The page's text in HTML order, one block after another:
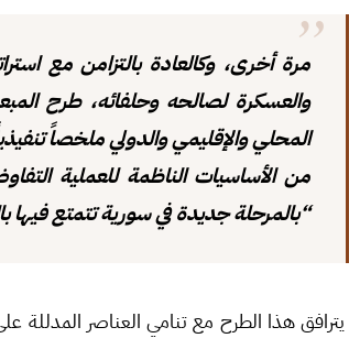
مرة أخرى، وكالعادة بالتزامن مع
والعسكرة لصالحه وحلفائه، طرح
المحلي والإقليمي والدولي ملخصاً
من الأساسيات الناظمة للعملية
“بالمرحلة جديدة في سورية تتمتع فيها
يترافق هذا الطرح مع تنامي العناصر